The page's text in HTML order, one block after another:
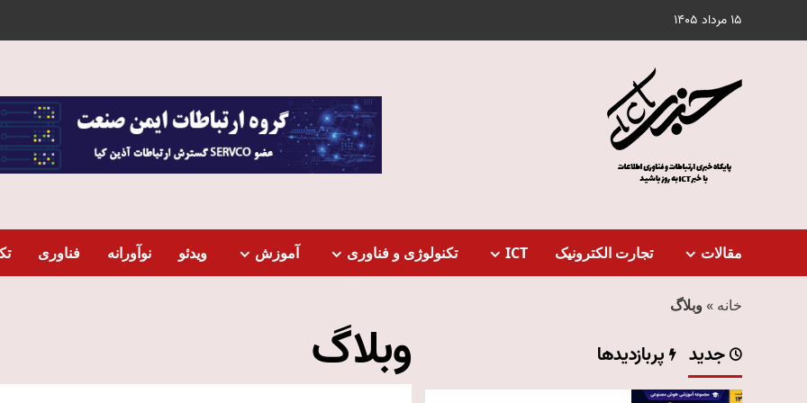
15 مرداد 1405
مقالات تجارت الکترونیک ICT تکنولوژی و فناوری آموزش ویدئو نوآورانه فناوری
خانه »وبلاگ
وبلاگ جدید پربازدیدها